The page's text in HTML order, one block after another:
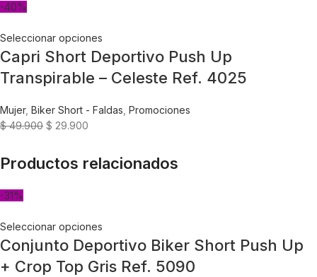
-40%
Seleccionar opciones
Capri Short Deportivo Push Up
Transpirable – Celeste Ref. 4025
Mujer, Biker Short - Faldas Promociones
$49.900 $ 29.900
Productos relacionados
-31%
Seleccionar opciones
Conjunto Deportivo Biker Short Push Up
+ Crop Top Gris Ref. 5090